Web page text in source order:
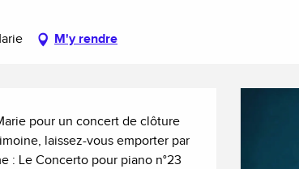
M'y rendre
pour un concert de clôture
laissez-vous emporter par
: Le Concerto pour piano n°23